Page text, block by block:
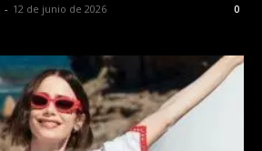
- 12 de junio de 2026 0